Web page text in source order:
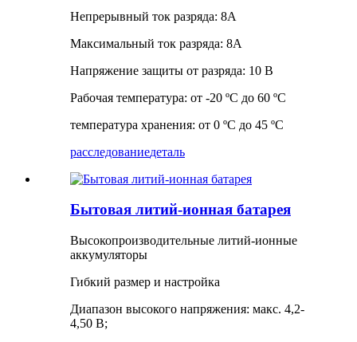
Непрерывный ток разряда: 8А
Максимальный ток разряда: 8А
Напряжение защиты от разряда: 10 В
Рабочая температура: от -20 ºC до 60 ºC
температура хранения: от 0 ºC до 45 ºC
расследованиедеталь
Бытовая литий-ионная батарея
Высокопроизводительные литий-ионные
аккумуляторы
Гибкий размер и настройка
Диапазон высокого напряжения: макс. 4,2-
4,50 В;